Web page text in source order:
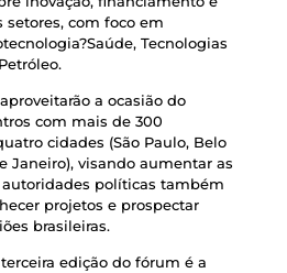
com foco em
Tecnologias
a ocasião do
com mais de 300
cidades (São Paulo, Belo
Janeiro), visando aumentar as
autoridades políticas também
projetos e prospectar
brasileiras.
edição do fórum é a